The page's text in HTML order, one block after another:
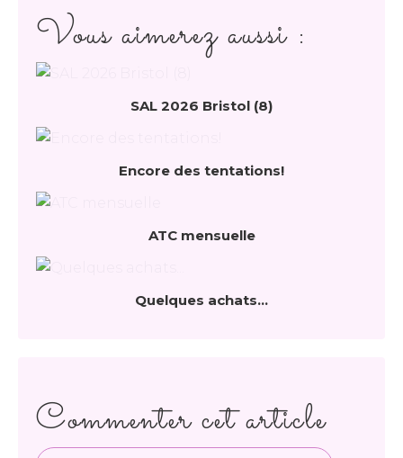
Vous aimerez aussi :
SAL 2026 Bristol (8)
Encore des tentations!
ATC mensuelle
Quelques achats...
Commenter cet article